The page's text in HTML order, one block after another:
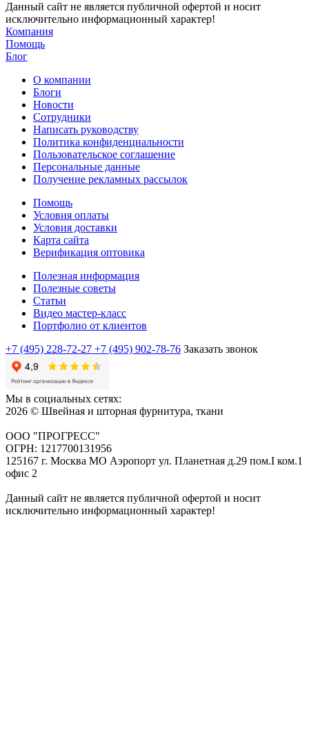
Данный сайт не является публичной офертой и носит
исключительно информационный характер!
Компания
Помощь
Блог
О компании
Блоги
Новости
Сотрудники
Написать руководству
Политика конфиденциальности
Пользовательское соглашение
Персональные данные
Получение рекламных рассылок
Помощь
Условия оплаты
Условия доставки
Карта сайта
Верификация оптовика
Полезная информация
Полезные советы
Статьи
Видео мастер-класс
Портфолио от клиентов
+7 (495) 228-72-27 +7 (495) 902-78-76 Заказать звонок
Мы в социальных сетях:
2026 © Швейная и шторная фурнитура, ткани
ООО "ПРОГРЕСС"
ОГРН: 1217700131956
125167 г. Москва МО Аэропорт ул. Планетная д.29 пом.I ком.1
офис 2
Данный сайт не является публичной офертой и носит
исключительно информационный характер!